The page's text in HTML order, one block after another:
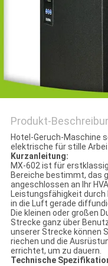
PRIVACY
POLICY
Produkt-
Hotel-Geruch-Maschine
elektrische für stille
Kurzanleitung:
MX-602 ist für
Bereiche bestimmt, das
angeschlossen an Ihr
Leistungsfähigkeit durch
in die Luft gerade
Die kleinen oder großen
Strecke ganz über
unserer Strecke können
riechen und die
errichtet, um zu dauern.
Technische